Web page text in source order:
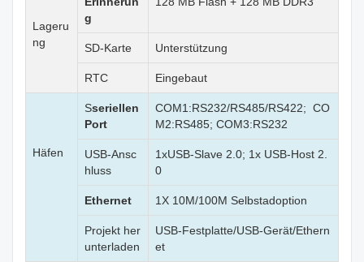
Lageru
ng
g
SD-Karte Unterstützung
RTC Eingebaut
Häfen
Sseriellen
Port
COM1:RS232/RS485/RS422; CO
M2:RS485; COM3:RS232
USB-Ansc
hluss
1xUSB-Slave 2.0; 1x USB-Host 2.
0
Ethernet 1X 10M/100M Selbstadoption
Projekt her
unterladen
USB-Festplatte/USB-Gerät/Ethern
et